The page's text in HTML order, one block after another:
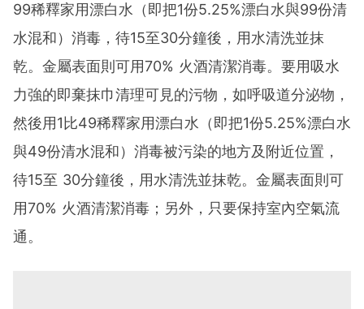
99稀釋家用漂白水（即把1份5.25%漂白水與99份清
水混和）消毒，待15至30分鐘後，用水清洗並抹
乾。金屬表面則可用70% 火酒清潔消毒。要用吸水
力強的即棄抹巾清理可見的污物，如呼吸道分泌物，
然後用1比49稀釋家用漂白水（即把1份5.25%漂白水
與49份清水混和）消毒被污染的地方及附近位置，
待15至 30分鐘後，用水清洗並抹乾。金屬表面則可
用70% 火酒清潔消毒；另外，只要保持室內空氣流
通。